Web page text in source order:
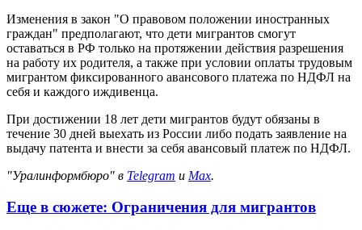
Изменения в закон "О правовом положении иностранных
граждан" предполагают, что дети мигрантов смогут
оставаться в РФ только на протяжении действия разрешения
на работу их родителя, а также при условии оплаты трудовым
мигрантом фиксированного авансового платежа по НДФЛ на
себя и каждого иждивенца.
При достижении 18 лет дети мигрантов будут обязаны в
течение 30 дней выехать из России либо подать заявление на
выдачу патента и внести за себя авансовый платеж по НДФЛ.
"Уралинформбюро" в Telegram и Max.
Еще в сюжете: Ограничения для мигрантов